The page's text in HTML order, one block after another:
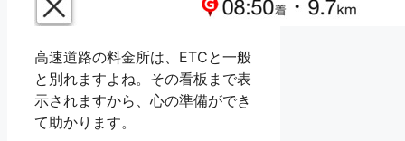
高速道路の料金所は、ETCと一般
と別れますよね。その看板まで表
示されますから、心の準備ができ
て助かります。